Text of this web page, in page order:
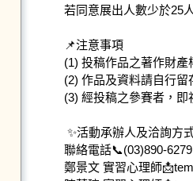
若同意展出人數少於25
📌注意事項
(1) 投稿作品之著作財產
(2) 作品及資料請自行留
(3) 經投稿之參賽者，
聯絡電話📞(03)890-6279
鄭景文 實習心理師